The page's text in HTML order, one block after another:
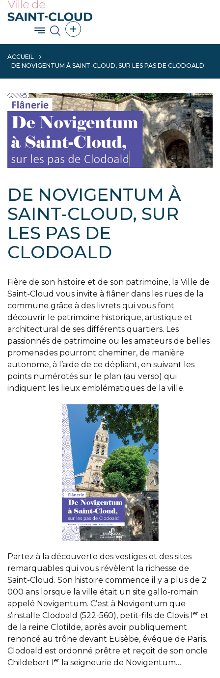
Aller
au
Afficher le menu principal
Afficher les outils de partage
ACCUEIL
DE NOVIGENTUM À SAINT-CLOUD, SUR LES PAS DE CLODOALD
DE NOVIGENTUM À
SAINT-CLOUD, SUR
LES PAS DE
CLODOALD
Fière de son histoire et de son patrimoine, la Ville de
Saint-Cloud vous invite à flâner dans les rues de la
commune grâce à des livrets qui vous font
découvrir le patrimoine historique, artistique et
architectural de ses différents quartiers. Les
passionnés de patrimoine ou les amateurs de belles
promenades pourront cheminer, de manière
autonome, à l’aide de ce dépliant, en suivant les
points numérotés sur le plan (au verso) qui
indiquent les lieux emblématiques de la ville.
Partez à la découverte des vestiges et des sites
remarquables qui vous révèlent la richesse de
Saint-Cloud. Son histoire commence il y a plus de 2
000 ans lorsque la ville était un site gallo-romain
appelé Novigentum. C’est à Novigentum que
s’installe Clodoald (522-560), petit-fils de Clovis Ier et
de la reine Clotilde, après avoir publiquement
renoncé au trône devant Eusèbe, évêque de Paris.
Clodoald est ordonné prêtre et reçoit de son oncle
Childebert Ier la seigneurie de Novigentum…